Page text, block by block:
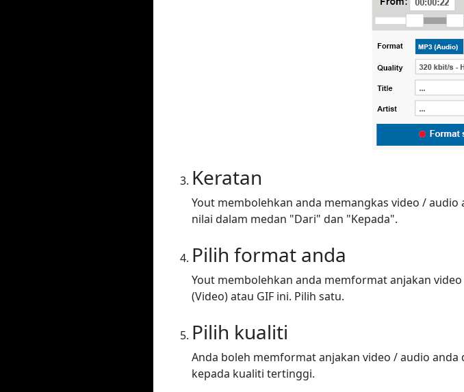
Keratan
Yout membolehkan anda memangkas video /
nilai dalam medan "Dari" dan "Kepada".
Pilih format anda
Yout membolehkan anda memformat anjakan
(Video) atau GIF ini. Pilih satu.
Pilih kualiti
Anda boleh memformat anjakan video / audio
kepada kualiti tertinggi.